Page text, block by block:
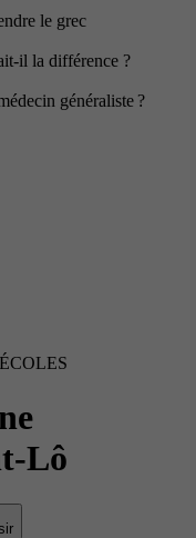
le grec
il la différence ?
généraliste ?
Lô